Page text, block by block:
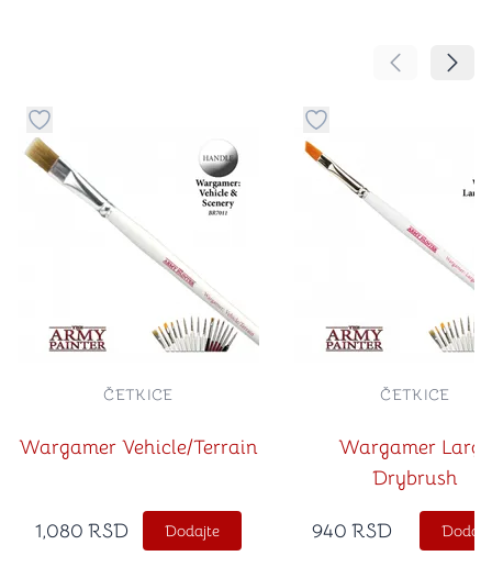
Pomeranje
Dugme za dodavanje stvari u kategoriju omiljeno
Wargamer Vehicle/Terrain
ČETKICE
1,080 RSD Dodajte
Dugme za dodavanje
Wargamer Large
Drybrush
ČETKICE
940 RSD